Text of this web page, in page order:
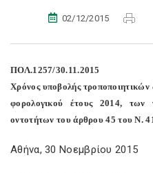
02/12/2015
ΠΟΛ.1257/30.11.2015
Χρόνος υποβολής
φορολογικού έτους 2014,
οντοτήτων του άρθρου 45 του Ν.
Αθήνα, 30 Νοεμβρίου 2015